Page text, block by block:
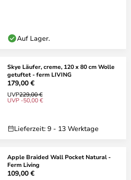
Auf Lager.
Skye Läufer, creme, 120 x 80 cm Wolle
getuftet - ferm LIVING
179,00 €
UVP229,00 €
UVP -50,00 €
Lieferzeit: 9 - 13 Werktage
Apple Braided Wall Pocket Natural -
Ferm Living
109,00 €